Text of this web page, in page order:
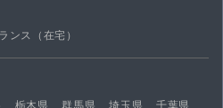
ンス（在宅）
栃木県 群馬県 埼玉県
千葉県